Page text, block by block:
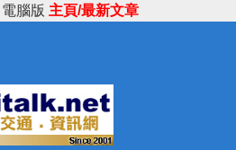
電腦版 主頁/最新文章